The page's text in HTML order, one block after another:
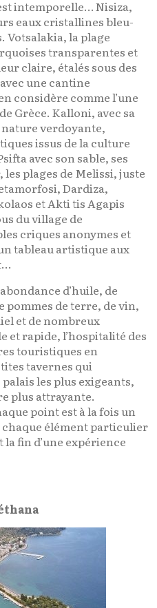
intemporelle… Nisiza,
eaux cristallines bleu-
Votsalakia, la plage
transparentes et
claire, étalés sous des
une cantine
considère comme l’une
Grèce. Kalloni, avec sa
verdoyante,
issus de la culture
avec son sable, ses
les plages de Melissi, juste
Dardiza,
et Akti tis Agapis
du village de
criques anonymes et
tableau artistique aux
d’huile, de
de terre, de vin,
et de nombreux
et rapide, l’hospitalité des
touristiques en
tavernes qui
les plus exigeants,
plus attrayante.
point est à la fois un
élément particulier
fin d’une expérience